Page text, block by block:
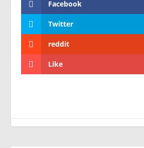
Facebook
Twitter
reddit
Like